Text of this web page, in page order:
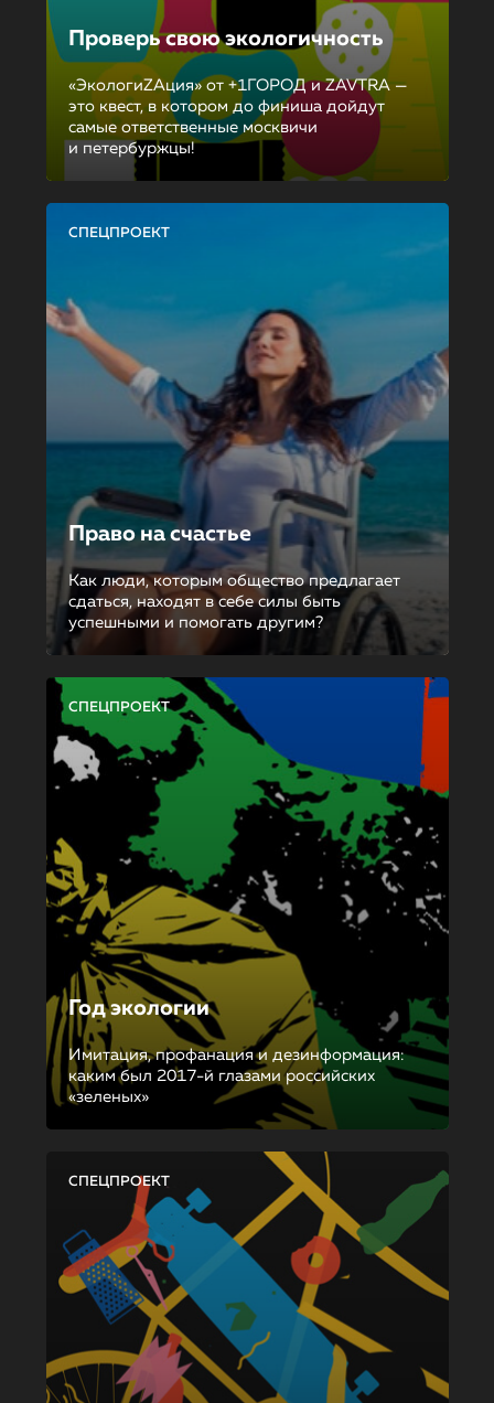
Проверь свою экологичность
«ЭкологиZAция» от +1ГОРОД и ZAVTRA —
это квест, в котором до финиша дойдут
самые ответственные москвичи
и петербуржцы!
СПЕЦПРОЕКТ
Право на счастье
Как люди, которым общество предлагает
сдаться, находят в себе силы быть
успешными и помогать другим?
СПЕЦПРОЕКТ
Год экологии
Имитация, профанация и дезинформация:
каким был 2017-й глазами российских
«зеленых»
СПЕЦПРОЕКТ